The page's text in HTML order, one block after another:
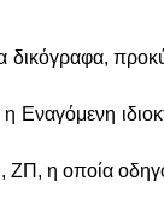
Εναγόμενη
ΖΠ, η οποία